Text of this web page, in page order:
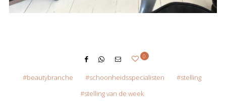
0
beautybranche schoonheidsspecialisten
stelling
stelling van de week